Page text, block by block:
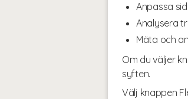
Anpassa
Analysera
Mäta och
Om du väljer
syften.
Välj knappen